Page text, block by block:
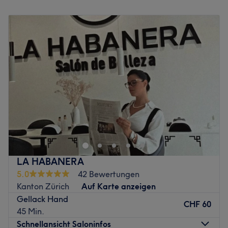
Wahl!
Zurück zur Salonansicht10:00 – 20:00
Donnerstag
10:00–20:00
Freitag
10:00
Samstag
10:00
Schöne Nägel sind das A und O eines gepflegten
Erscheinungsbildes. Wenn du grossen Wert darauf legst,
solltest du dir eine professionelle Mani- und Pedicure
gönnen. Mitten im Oerlikon befindet sich das Studio
Beauty Number 1, wo dir ein eingespieltes Trio all deine
Wünsche rund um Nägel und Wimpern erfüllt. Mit Bus,
Tram und Auto ist dieser Salon superleicht zu erreichen
und auch Parkplätze gibt es hier zu Genüge. So fehlt für
deinen persönlichen Verwöhnmoment nur noch der
passende Termin. Mit Treatwell ist dieser supereinfach
LA HABANERA
5.0
42 Bewertungen
Kanton Zürich
Auf Karte anzeigen
Gellack Hand
45 Min.
CHF 60
Schnellansicht Saloninfos